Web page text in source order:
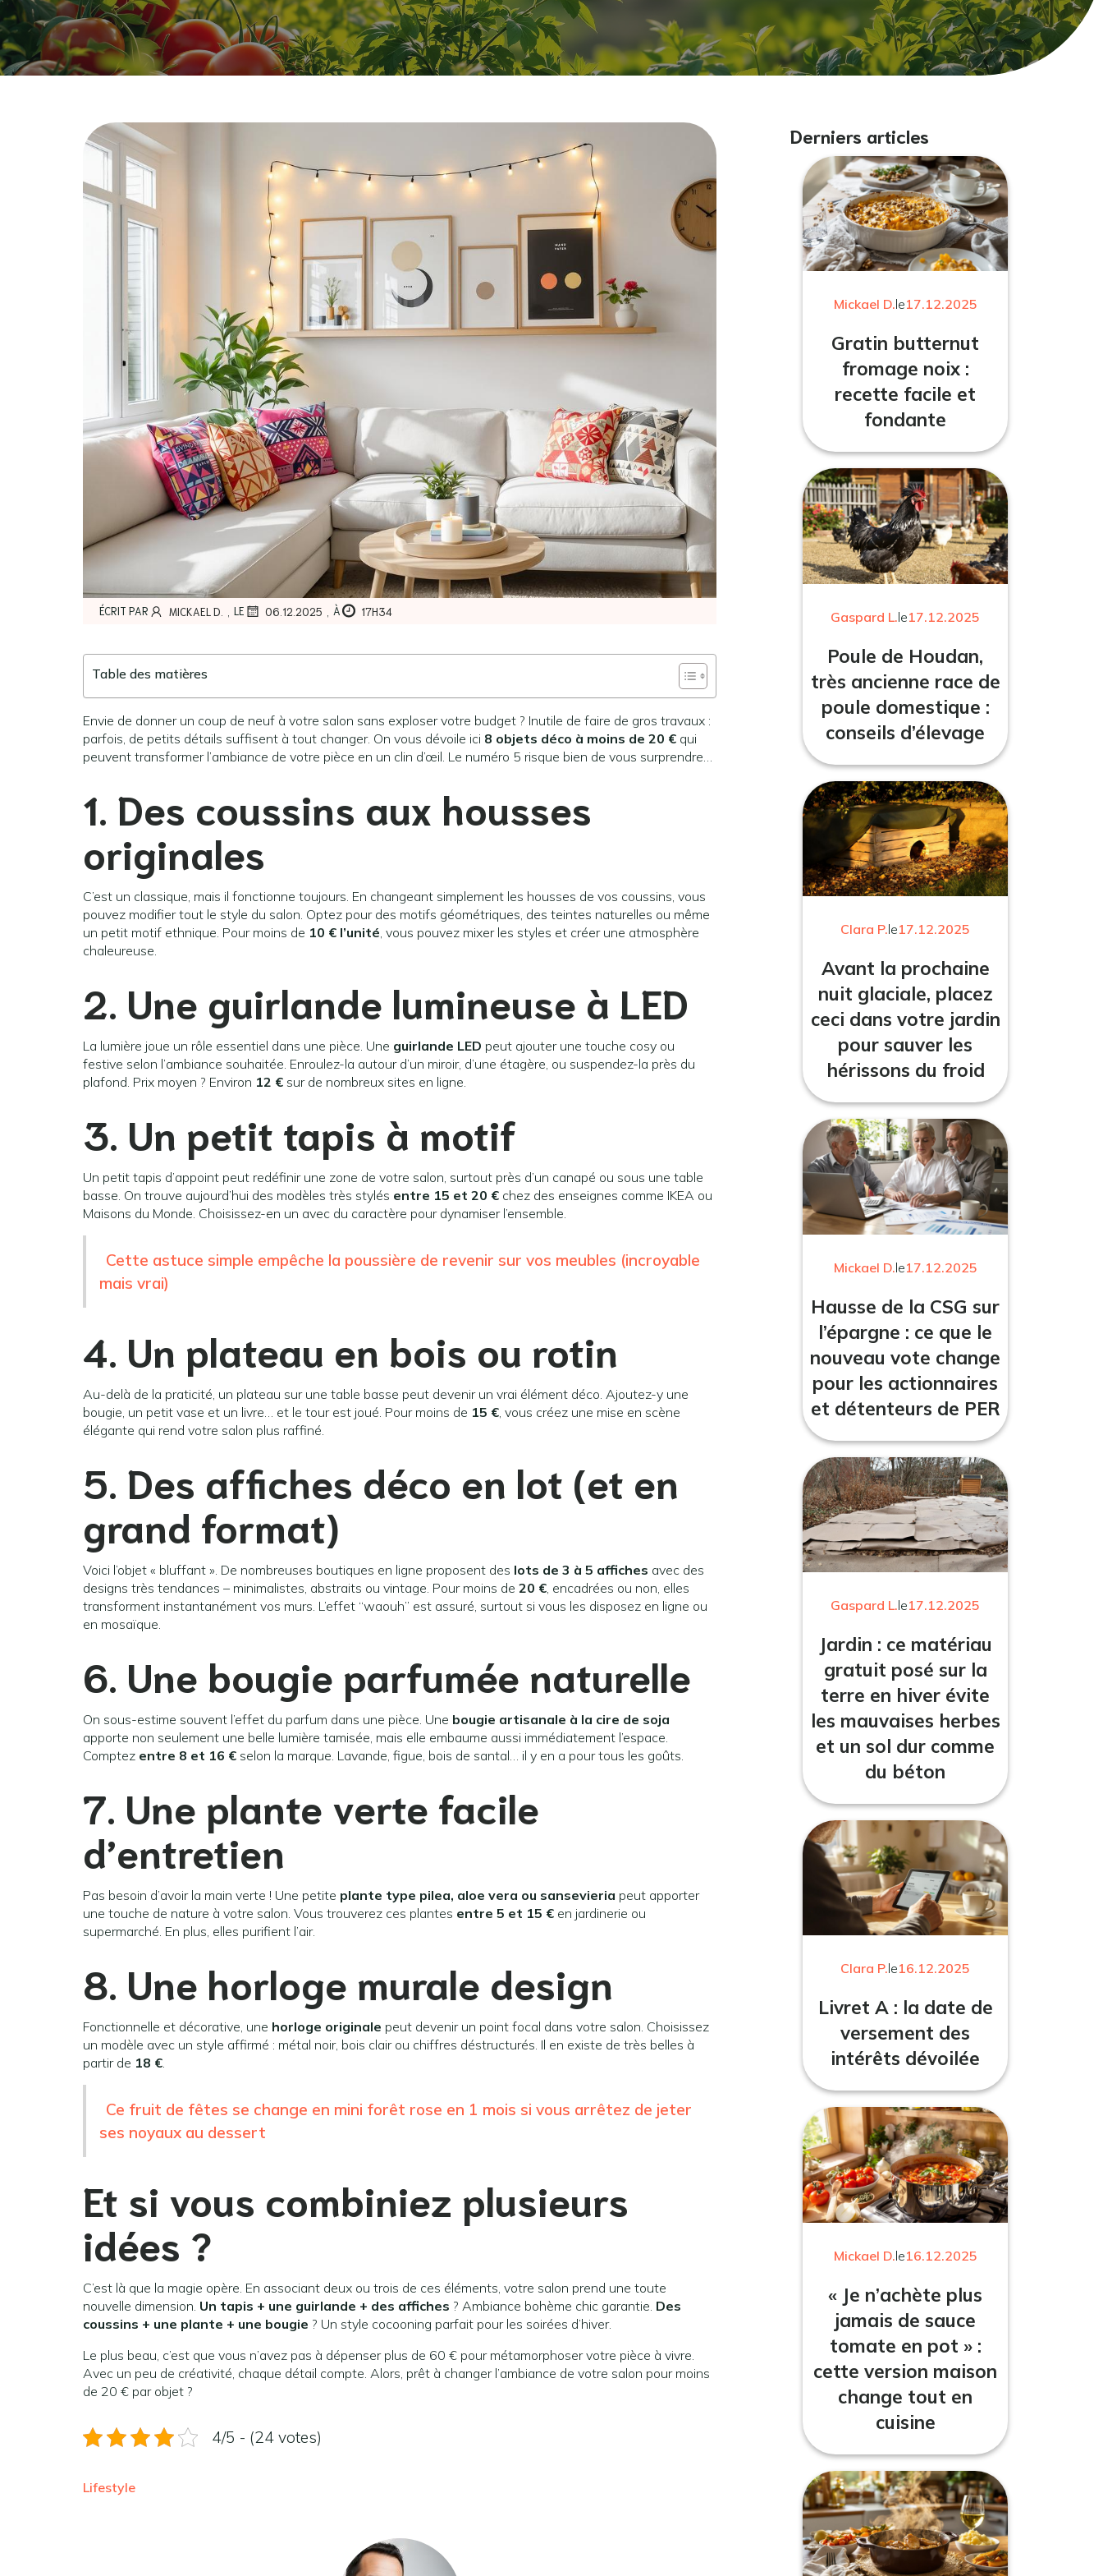
ÉCRIT PAR MICKAEL D. , LE 06.12.2025 , À 17H34
Table des matières
Envie de donner un coup de neuf à votre salon sans exploser votre budget ? Inutile de faire de gros travaux :
parfois, de petits détails suffisent à tout changer. On vous dévoile ici 8 objets déco à moins de 20 € qui
peuvent transformer l’ambiance de votre pièce en un clin d’œil. Le numéro 5 risque bien de vous surprendre…
1. Des coussins aux housses
originales
C’est un classique, mais il fonctionne toujours. En changeant simplement les housses de vos coussins, vous
pouvez modifier tout le style du salon. Optez pour des motifs géométriques, des teintes naturelles ou même
un petit motif ethnique. Pour moins de 10 € l’unité, vous pouvez mixer les styles et créer une atmosphère
chaleureuse.
2. Une guirlande lumineuse à LED
La lumière joue un rôle essentiel dans une pièce. Une guirlande LED peut ajouter une touche cosy ou
festive selon l’ambiance souhaitée. Enroulez-la autour d’un miroir, d’une étagère, ou suspendez-la près du
plafond. Prix moyen ? Environ 12 € sur de nombreux sites en ligne.
3. Un petit tapis à motif
Un petit tapis d’appoint peut redéfinir une zone de votre salon, surtout près d’un canapé ou sous une table
basse. On trouve aujourd’hui des modèles très stylés entre 15 et 20 € chez des enseignes comme IKEA ou
Maisons du Monde. Choisissez-en un avec du caractère pour dynamiser l’ensemble.
Cette astuce simple empêche la poussière de revenir sur vos meubles (incroyable
mais vrai)
4. Un plateau en bois ou rotin
Au-delà de la praticité, un plateau sur une table basse peut devenir un vrai élément déco. Ajoutez-y une
bougie, un petit vase et un livre… et le tour est joué. Pour moins de 15 €, vous créez une mise en scène
élégante qui rend votre salon plus raffiné.
5. Des affiches déco en lot (et en
grand format)
Voici l’objet « bluffant ». De nombreuses boutiques en ligne proposent des lots de 3 à 5 affiches avec des
designs très tendances – minimalistes, abstraits ou vintage. Pour moins de 20 €, encadrées ou non, elles
transforment instantanément vos murs. L’effet “waouh” est assuré, surtout si vous les disposez en ligne ou
en mosaïque.
6. Une bougie parfumée naturelle
On sous-estime souvent l’effet du parfum dans une pièce. Une bougie artisanale à la cire de soja
apporte non seulement une belle lumière tamisée, mais elle embaume aussi immédiatement l’espace.
Comptez entre 8 et 16 € selon la marque. Lavande, figue, bois de santal… il y en a pour tous les goûts.
7. Une plante verte facile
d’entretien
Pas besoin d’avoir la main verte ! Une petite plante type pilea, aloe vera ou sansevieria peut apporter
une touche de nature à votre salon. Vous trouverez ces plantes entre 5 et 15 € en jardinerie ou
supermarché. En plus, elles purifient l’air.
8. Une horloge murale design
Fonctionnelle et décorative, une horloge originale peut devenir un point focal dans votre salon. Choisissez
un modèle avec un style affirmé : métal noir, bois clair ou chiffres déstructurés. Il en existe de très belles à
partir de 18 €.
Ce fruit de fêtes se change en mini forêt rose en 1 mois si vous arrêtez de jeter
ses noyaux au dessert
Et si vous combiniez plusieurs
idées ?
C’est là que la magie opère. En associant deux ou trois de ces éléments, votre salon prend une toute
nouvelle dimension. Un tapis + une guirlande + des affiches ? Ambiance bohème chic garantie. Des
coussins + une plante + une bougie ? Un style cocooning parfait pour les soirées d’hiver.
Le plus beau, c’est que vous n’avez pas à dépenser plus de 60 € pour métamorphoser votre pièce à vivre.
Avec un peu de créativité, chaque détail compte. Alors, prêt à changer l’ambiance de votre salon pour moins
de 20 € par objet ?
4/5 - (24 votes)
Lifestyle
Derniers articles
Mickael D.le17.12.2025
Gratin butternut
fromage noix :
recette facile et
fondante
Gaspard L.le17.12.2025
Poule de Houdan,
très ancienne race de
poule domestique :
conseils d’élevage
Clara P.le17.12.2025
Avant la prochaine
nuit glaciale, placez
ceci dans votre jardin
pour sauver les
hérissons du froid
Mickael D.le17.12.2025
Hausse de la CSG sur
l’épargne : ce que le
nouveau vote change
pour les actionnaires
et détenteurs de PER
Gaspard L.le17.12.2025
Jardin : ce matériau
gratuit posé sur la
terre en hiver évite
les mauvaises herbes
et un sol dur comme
du béton
Clara P.le16.12.2025
Livret A : la date de
versement des
intérêts dévoilée
Mickael D.le16.12.2025
« Je n’achète plus
jamais de sauce
tomate en pot » :
cette version maison
change tout en
cuisine